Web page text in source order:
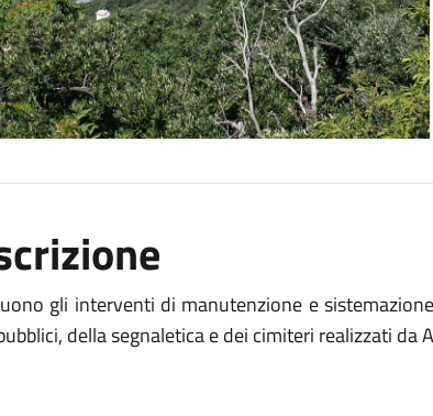
gli interventi di manutenzione e sistemazione
della segnaleticaedei cimiteri realizzati da